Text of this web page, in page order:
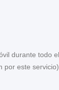
durante todo
por este servicio)